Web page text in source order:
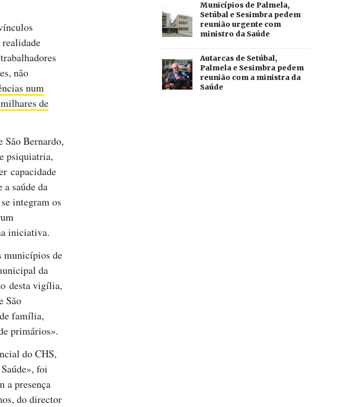
não
num
de
Bernardo,
psiquiatria,
capacidade
saúde da
integram os
iniciativa.
municípios de
da
desta vigília,
São
família,
primários».
do CHS,
foi
a presença
do director
Municípios de Palmela,
Setúbal e Sesimbra pedem
reunião urgente com
ministro da Saúde
Autarcas de Setúbal,
Palmela e Sesimbra pedem
reunião com a ministra da
Saúde